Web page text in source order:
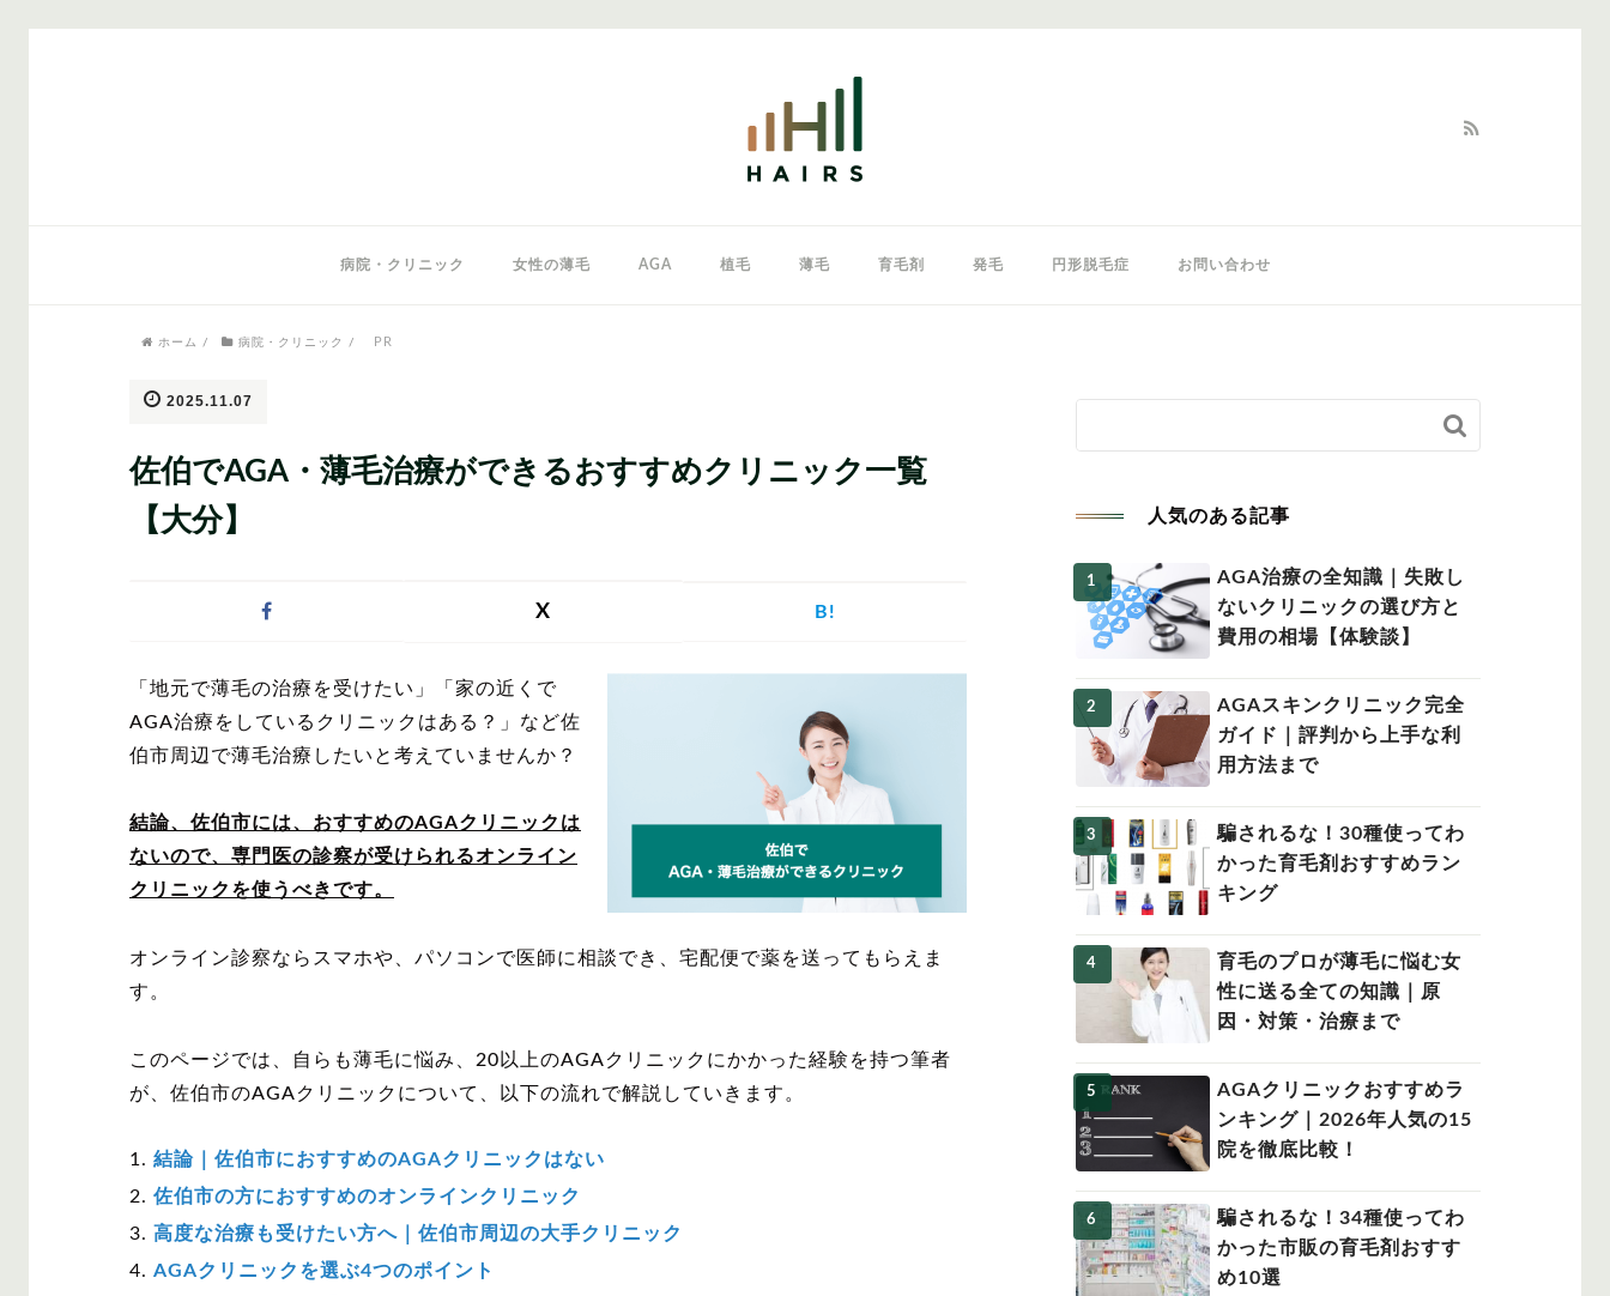
病院・クリニック 女性の薄毛 AGA 植毛 薄毛 育毛剤 発毛 円形脱毛症 お問い合わせ
ホーム / 病院・クリニック / PR
2025.11.07
佐伯でAGA・薄毛治療ができるおすすめクリニック一覧
【大分】
X B!
「地元で薄毛の治療を受けたい」「家の近くで
AGA治療をしているクリニックはある？」など佐
伯市周辺で薄毛治療したいと考えていませんか？
結論、佐伯市には、おすすめのAGAクリニックは
ないので、専門医の診察が受けられるオンライン
クリニックを使うべきです。
オンライン診察ならスマホや、パソコンで医師に相談でき、宅配便で薬を送ってもらえま
す。
このページでは、自らも薄毛に悩み、20以上のAGAクリニックにかかった経験を持つ筆者
が、佐伯市のAGAクリニックについて、以下の流れで解説していきます。
結論｜佐伯市におすすめのAGAクリニックはない
佐伯市の方におすすめのオンラインクリニック
高度な治療も受けたい方へ｜佐伯市周辺の大手クリニック
AGAクリニックを選ぶ4つのポイント

人気のある記事
AGA治療の全知識｜失敗し
ないクリニックの選び方と
費用の相場【体験談】
AGAスキンクリニック完全
ガイド｜評判から上手な利
用方法まで
騙されるな！30種使ってわ
かった育毛剤おすすめラン
キング
育毛のプロが薄毛に悩む女
性に送る全ての知識｜原
因・対策・治療まで
AGAクリニックおすすめラ
ンキング｜2026年人気の15
院を徹底比較！
騙されるな！34種使ってわ
かった市販の育毛剤おすす
め10選
医師監修 AGAクリニック
AGA M字はげ 女性の薄毛